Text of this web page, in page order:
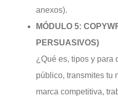
anexos).
MÓDULO 5:
PERSUASIVOS)
¿Qué es, tipos y para
público, transmites tu
marca competitiva,